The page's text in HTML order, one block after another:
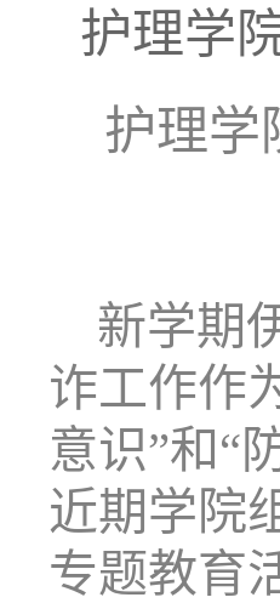
护理学
护理学
新学期
诈工作作
意识”和“
近期学院
专题教育